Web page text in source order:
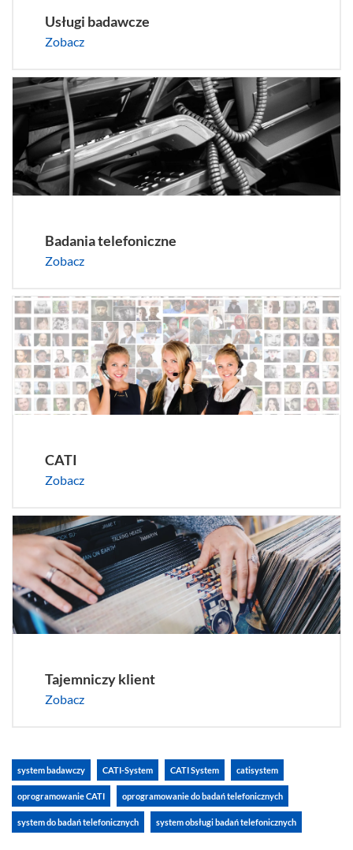
Usługi badawcze
Zobacz
Badania telefoniczne
Zobacz
CATI
Zobacz
Tajemniczy klient
Zobacz
system badawczy CATI-System CATI System catisystem
oprogramowanie CATI oprogramowanie do badań telefonicznych
system do badań telefonicznych system obsługi badań telefonicznych